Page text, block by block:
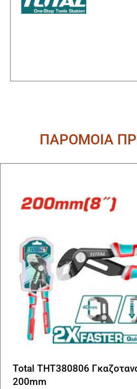
ΠΑΡΟΜΟΙΑ
Total THT380806
200mm